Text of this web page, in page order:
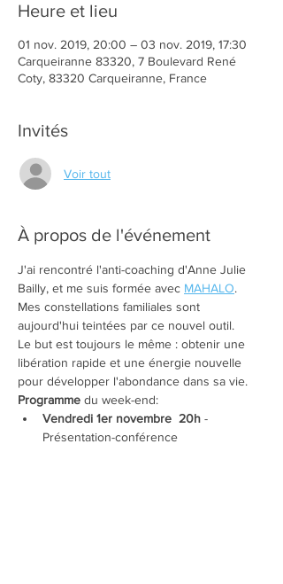
Heure et lieu
01 nov. 2019, 20:00 – 03 nov. 2019, 17:30
Carqueiranne 83320, 7 Boulevard René
Coty, 83320 Carqueiranne, France
Invités
Voir tout
À propos de l'événement
J'ai rencontré l'anti-coaching d'Anne Julie
Bailly, et me suis formée avec MAHALO.
Mes constellations familiales sont
aujourd'hui teintées par ce nouvel outil.
Le but est toujours le même : obtenir une
libération rapide et une énergie nouvelle
pour développer l'abondance dans sa vie.
Programme du week-end:
Vendredi 1er novembre  20h -
Présentation-conférence